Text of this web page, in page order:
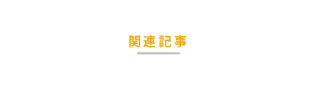
関連記事